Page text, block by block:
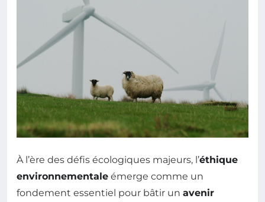
À l’ère des défis écologiques majeurs, l’éthique
environnementale émerge comme un
fondement essentiel pour bâtir un avenir